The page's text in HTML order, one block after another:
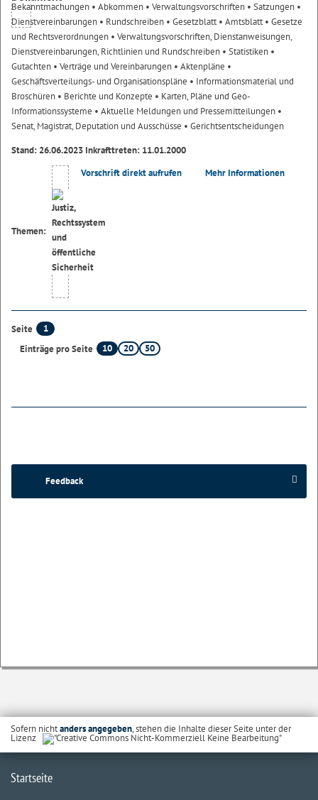
Bekanntmachungen • Abkommen • Verwaltungsvorschriften • Satzungen •
Dienstvereinbarungen • Rundschreiben • Gesetzblatt• Amtsblatt• Gesetze
und Rechtsverordnungen • Verwaltungsvorschriften, Dienstanweisungen,
Dienstvereinbarungen, Richtlinien und Rundschreiben • Statistiken •
Gutachten • Verträge und Vereinbarungen • Aktenpläne •
Geschäftsverteilungs- und Organisationspläne • Informationsmaterial und
Broschüren • Berichte und Konzepte • Karten, Pläne und Geo-
Informationssysteme • Aktuelle Meldungen und Pressemitteilungen •
Senat, Magistrat, Deputation und Ausschüsse • Gerichtsentscheidungen
Stand: 26.06.2023 Inkrafttreten: 11.01.2000
Themen:
Vorschrift direkt aufrufen Mehr Informationen
Seite
1
Einträge pro Seite
10 20 50
Feedback
Sofern nichtanders angegeben, stehen die Inhalte dieser Seite unter der
Lizenz
Startseite